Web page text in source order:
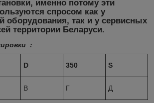
именно потому эти
спросом как у
оборудования, так и у сервисных
территории Беларуси.
:
D 350 S
В Г Д